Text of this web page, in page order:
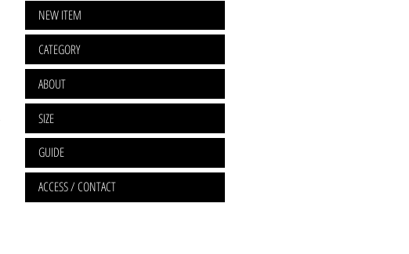
NEW ITEM
CATEGORY
ABOUT
SIZE
GUIDE
ACCESS / CONTACT